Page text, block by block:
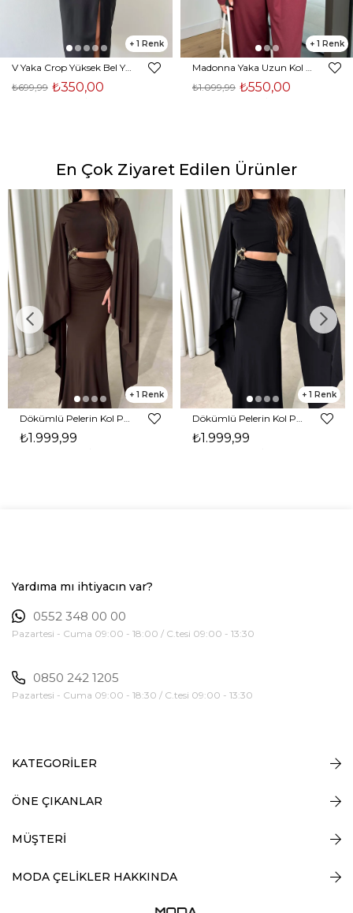
1
₺350,00
₺699,99
1
₺550,00
₺1.099,99
En Çok Ziyaret Edilen Ürünler
1
₺1.999,99
1
₺1.999,99
Yardıma mı ihtiyacın var?
0552 348 00 00
Pazartesi - Cuma 09:00 - 18:00 / C.tesi 09:00 - 13:30
0850 242 1205
Pazartesi - Cuma 09:00 - 18:30 / C.tesi 09:00 - 13:30
KATEGORİLER
ÖNE ÇIKANLAR
MÜŞTERİ
MODA ÇELİKLER HAKKINDA